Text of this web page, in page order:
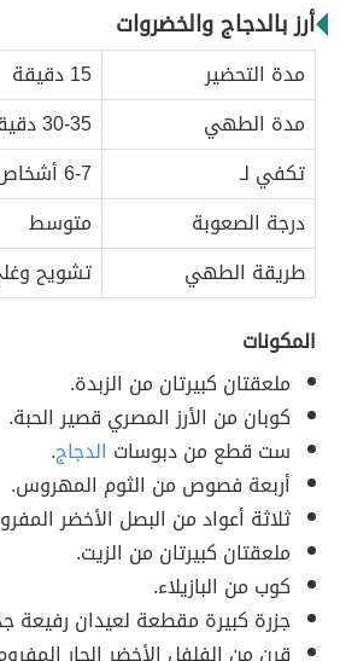
أرز بالدجاج والخضروات
مدة التحضير
15 دقيقة
مدة الطهي
30-35 دقيقة
تكفي لـ
6-7 أشخاص
درجة الصعوبة
متوسط
طريقة الطهي
تشويح
المكونات
ملعقتان كبيرتان من الزبدة.
كوبان من الأرز المصري قصير الحبة.
ست قطع من دبوسات الدجاج.
أربعة فصوص من الثوم المهروس.
ثلاثة أعواد من البصل الأخضر
ملعقتان كبيرتان من الزيت.
كوب من البازيلاء.
جزرة كبيرة مقطعة لعيدان رفيعة